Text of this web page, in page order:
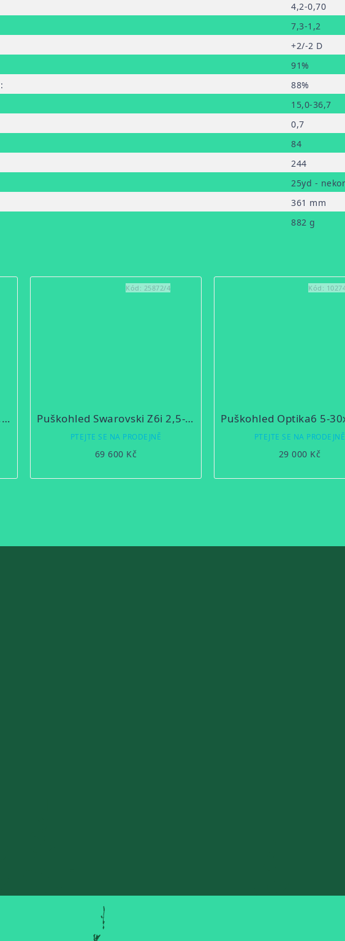
4,2-0,70
7,3-1,2
+2/-2 D
91%
:
88%
15,0-36,7
0,7
84
244
25yd -
361 mm
882 g
Puškohled Zeiss Victory V8 2,8 – 20 x 56 s ASV Puškohled Swarovski Z6i 2,5-15x56 P BT L
PTEJTE SE NA PRODEJNĚ
69 600 Kč
Kód: 25872/4
PTEJTE SE NA PRODEJNĚ
29 000 Kč
Kód: